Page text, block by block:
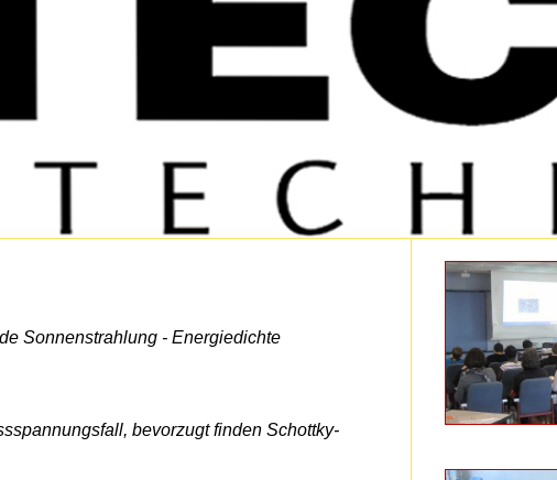
Sonnenstrahlung - Energiedichte
bevorzugt finden Schottky-